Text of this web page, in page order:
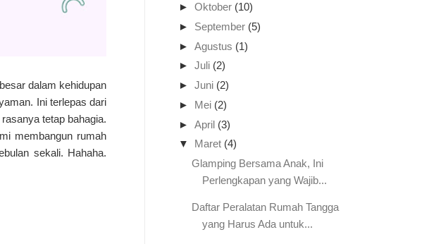
dalam kehidupan
Ini terlepas dari
tetap bahagia.
membangun rumah
sekali. Hahaha.
► Oktober (10)
► September (5)
► Agustus (1)
► Juli (2)
► Juni (2)
► Mei (2)
► April (3)
▼
Maret (4)
Glamping Bersama Anak, Ini
Perlengkapan yang Wajib...
Daftar Peralatan Rumah Tangga
yang Harus Ada untuk...